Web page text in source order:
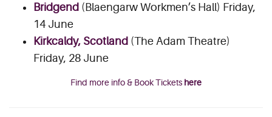
Bridgend (Blaengarw Workmen’s Hall) Friday,
14 June
Kirkcaldy, Scotland (The Adam Theatre)
Friday, 28 June
Find more info & Book Tickets here